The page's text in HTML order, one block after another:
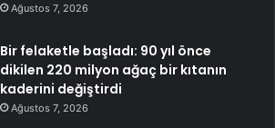
Ağustos 7, 2026
Bir felaketle başladı: 90 yıl önce
dikilen 220 milyon ağaç bir kıtanın
kaderini değiştirdi
Ağustos 7, 2026